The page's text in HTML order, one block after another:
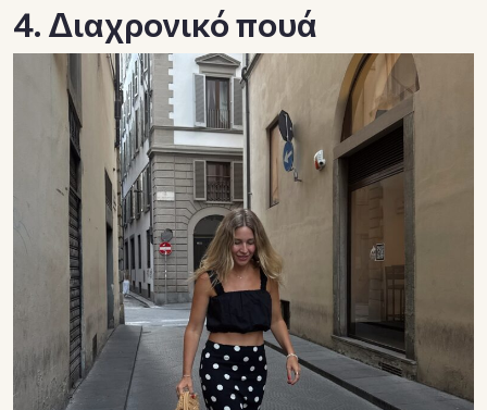
4. Διαχρονικό πουά